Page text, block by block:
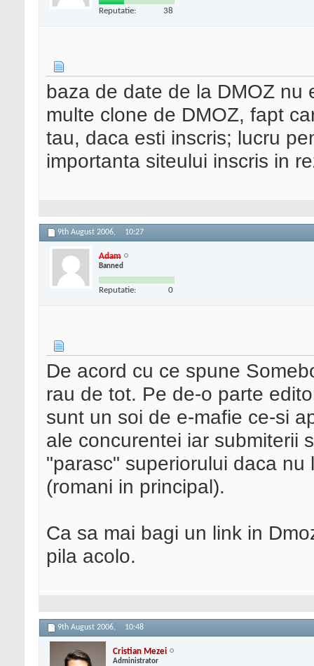
Reputatie: 38
baza de date de la DMOZ nu
multe clone de DMOZ, fapt
tau, daca esti inscris; lucru
importanta siteului inscris in
9th August 2006, 10:27
Adam
Banned
Reputatie: 0
De acord cu ce spune
rau de tot. Pe de-o parte
sunt un soi de e-mafie ce-si
ale concurentei iar submiterii
"parasc" superiorului daca
(romani in principal).
Ca sa mai bagi un link in
pila acolo.
9th August 2006, 10:48
Cristian Mezei
Administrator